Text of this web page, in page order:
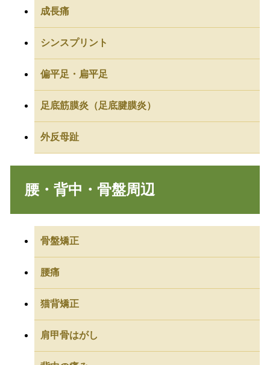
成長痛
シンスプリント
偏平足・扁平足
足底筋膜炎（足底腱膜炎）
外反母趾
腰・背中・骨盤周辺
骨盤矯正
腰痛
猫背矯正
肩甲骨はがし